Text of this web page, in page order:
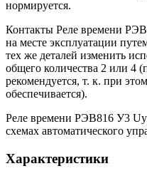
нормируется.
Контакты Реле времени
на месте эксплуатации
тех же деталей изменить
общего количества 2 или 4
рекомендуется, т. к. при
обеспечивается).
Реле времени РЭВ816 У3
схемах автоматического
Характеристики